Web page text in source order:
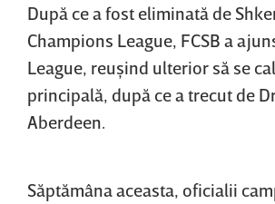
După ce a fost eliminată de
Champions League, FCSB a
League, reuşind ulterior să se
principală, după ce a trecut de
Aberdeen.
Săptămâna aceasta, oficialii